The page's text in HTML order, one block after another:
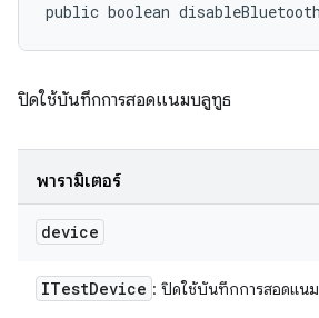
public boolean
ปิดใช้บันทึกการสอดแนมบลูทูธ
พารามิเตอร์
device
ITestDevice : ปิดใช้บันทึกการสอดแนม